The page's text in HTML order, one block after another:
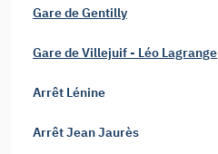
Gare de Gentilly
Gare de Villejuif - Léo Lagrange
Arrêt Lénine
Arrêt Jean Jaurès